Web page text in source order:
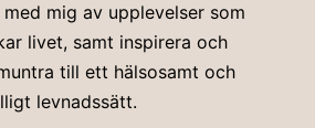
med mig av upplevelser som
livet, samt inspirera och
till ett hälsosamt och
levnadssätt.